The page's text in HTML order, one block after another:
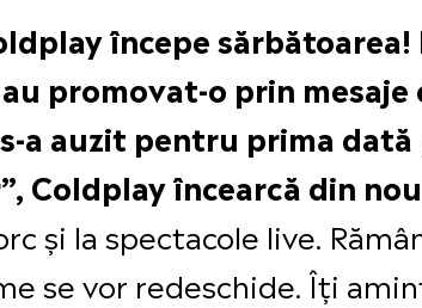
începe
au promovat-o prin
a auzit pentru prima
Coldplay încearcă din
și la spectacole live.
se vor redeschide. Îți